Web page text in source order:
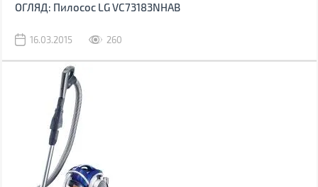
ОГЛЯД: Пилосос LG VC73183NHAB
16.03.2015 260